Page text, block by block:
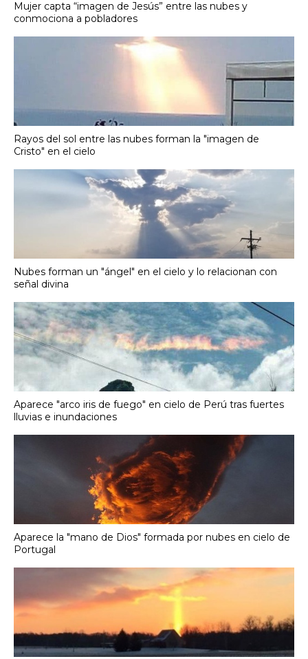
Mujer capta “imagen de Jesús” entre las nubes y
conmociona a pobladores
Rayos del sol entre las nubes forman la "imagen de
Cristo" en el cielo
Nubes forman un "ángel" en el cielo y lo relacionan con
señal divina
Aparece "arco iris de fuego" en cielo de Perú tras fuertes
lluvias e inundaciones
Aparece la "mano de Dios" formada por nubes en cielo de
Portugal